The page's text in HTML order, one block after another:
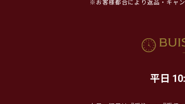
※お客様都合により返品・キャ
平日